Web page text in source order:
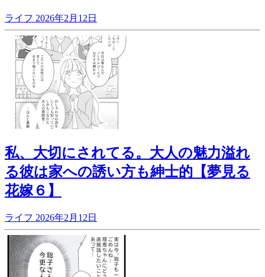
ライフ 2026年2月12日
私、大切にされてる。大人の魅力溢れ
る彼は家への誘い方も紳士的【夢見る
花嫁６】
ライフ 2026年2月12日